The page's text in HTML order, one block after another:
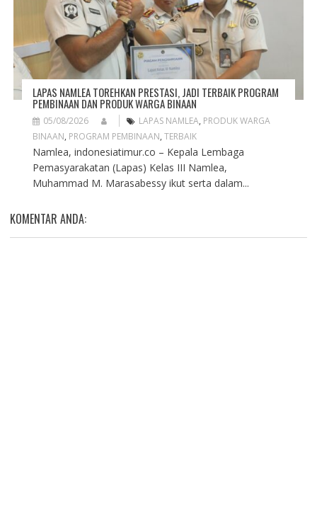
LAPAS NAMLEA TOREHKAN PRESTASI, JADI TERBAIK PROGRAM
PEMBINAAN DAN PRODUK WARGA BINAAN
05/08/2026 LAPAS NAMLEA, PRODUK WARGA
BINAAN, PROGRAM PEMBINAAN, TERBAIK
Namlea, indonesiatimur.co – Kepala Lembaga
Pemasyarakatan (Lapas) Kelas III Namlea,
Muhammad M. Marasabessy ikut serta dalam...
KOMENTAR ANDA: